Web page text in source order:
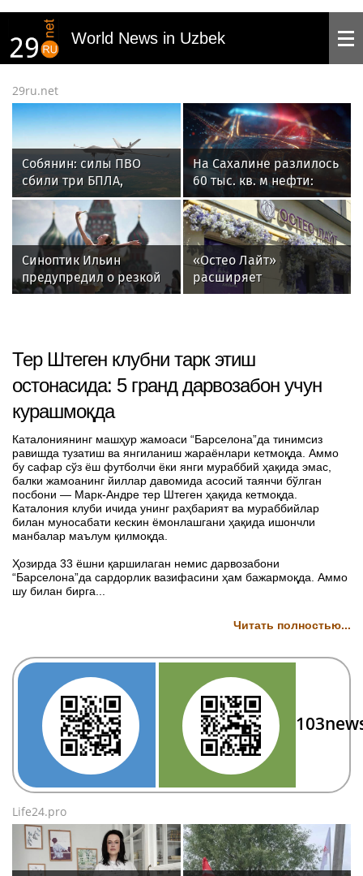
World News in Uzbek
29ru.net
Собянин: силы ПВО
сбили три БПЛА,
летящих на Москву
На Сахалине разлилось
60 тыс. кв. м нефти:
определён источник
Синоптик Ильин
предупредил о резкой
смене погоды в Москве
«Остео Лайт»
расширяет
пространство и
медицинский центр
Тер Штеген клубни тарк этиш
остонасида: 5 гранд дарвозабон учун
курашмоқда
Каталониянинг машҳур жамоаси “Барселона”да тинимсиз
равишда тузатиш ва янгиланиш жараёнлари кетмоқда. Аммо
бу сафар сўз ёш футболчи ёки янги мураббий ҳақида эмас,
балки жамоанинг йиллар давомида асосий таянчи бўлган
посбони — Марк-Андре тер Штеген ҳақида кетмоқда.
Каталония клуби ичида унинг раҳбарият ва мураббийлар
билан муносабати кескин ёмонлашгани ҳақида ишончли
манбалар маълум қилмоқда.
Ҳозирда 33 ёшни қаршилаган немис дарвозабони
“Барселона”да сардорлик вазифасини ҳам бажармоқда. Аммо
шу билан бирга...
Читать полностью...
Life24.pro